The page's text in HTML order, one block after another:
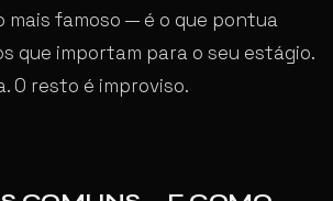
mais famoso — é o que pontua
que importam para o seu estágio.
O resto é improviso.